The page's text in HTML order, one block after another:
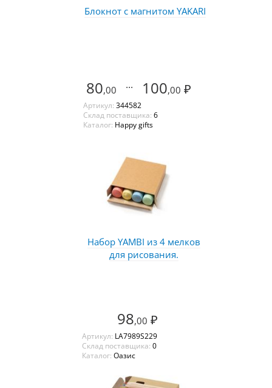
Блокнот с магнитом YAKARI
80,00 ... 100,00 ₽
Артикул: 344582
Склад поставщика: 6
Каталог: Happy gifts
Набор YAMBI из 4 мелков
для рисования.
98,00 ₽
Артикул: LA7989S229
Склад поставщика: 0
Каталог: Оазис